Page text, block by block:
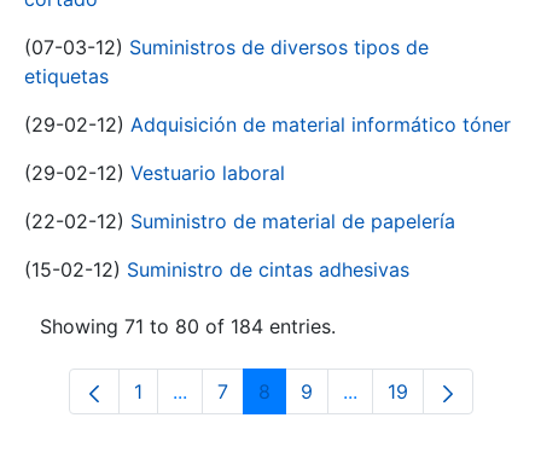
(07-03-12) Suministros de diversos tipos de
etiquetas
(29-02-12) Adquisición de material informático tóner
(29-02-12) Vestuario laboral
(22-02-12) Suministro de material de papelería
(15-02-12) Suministro de cintas adhesivas
Showing 71 to 80 of 184 entries.
Page
1 ...Intermediate Pages Use TAB to
Page
7 Page
8 Page
9 ...Intermediate Pages
Page
19